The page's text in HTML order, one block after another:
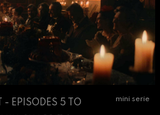
- EPISODES 5 TO
mini serie